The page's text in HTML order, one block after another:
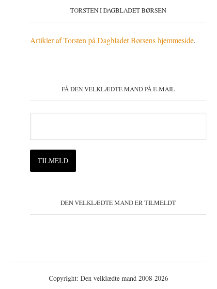
TORSTEN I DAGBLADET BØRSEN
Artikler af Torsten på Dagbladet Børsens hjemmeside.
FÅ DEN VELKLÆDTE MAND PÅ E-MAIL
DEN VELKLÆDTE MAND ER TILMELDT
Copyright: Den velklædte mand 2008-2026